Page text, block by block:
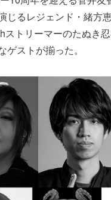
るレジェンド・緒方
トリーマーのたぬき
ストが揃った。